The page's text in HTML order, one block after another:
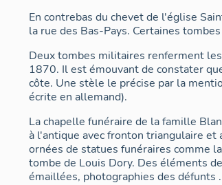
En contrebas du chevet de l'église
la rue des Bas-Pays. Certaines
Deux tombes militaires renferment
1870. Il est émouvant de constater
côte. Une stèle le précise par la
écrite en allemand).
La chapelle funéraire de la famille
à l'antique avec fronton triangulaire
ornées de statues funéraires comme
tombe de Louis Dory. Des éléments
émaillées, photographies des défunts